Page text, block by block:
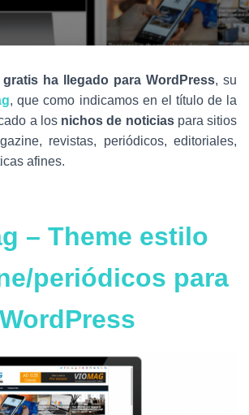
E
N
A
G
A
C
Ó
gratis ha llegado para WordPress, su
g, que como indicamos en el título de la
a losnichos de noticiaspara sitios
revistas, periódicos, editoriales,
afines.
– Theme estilo
periódicos para
WordPress